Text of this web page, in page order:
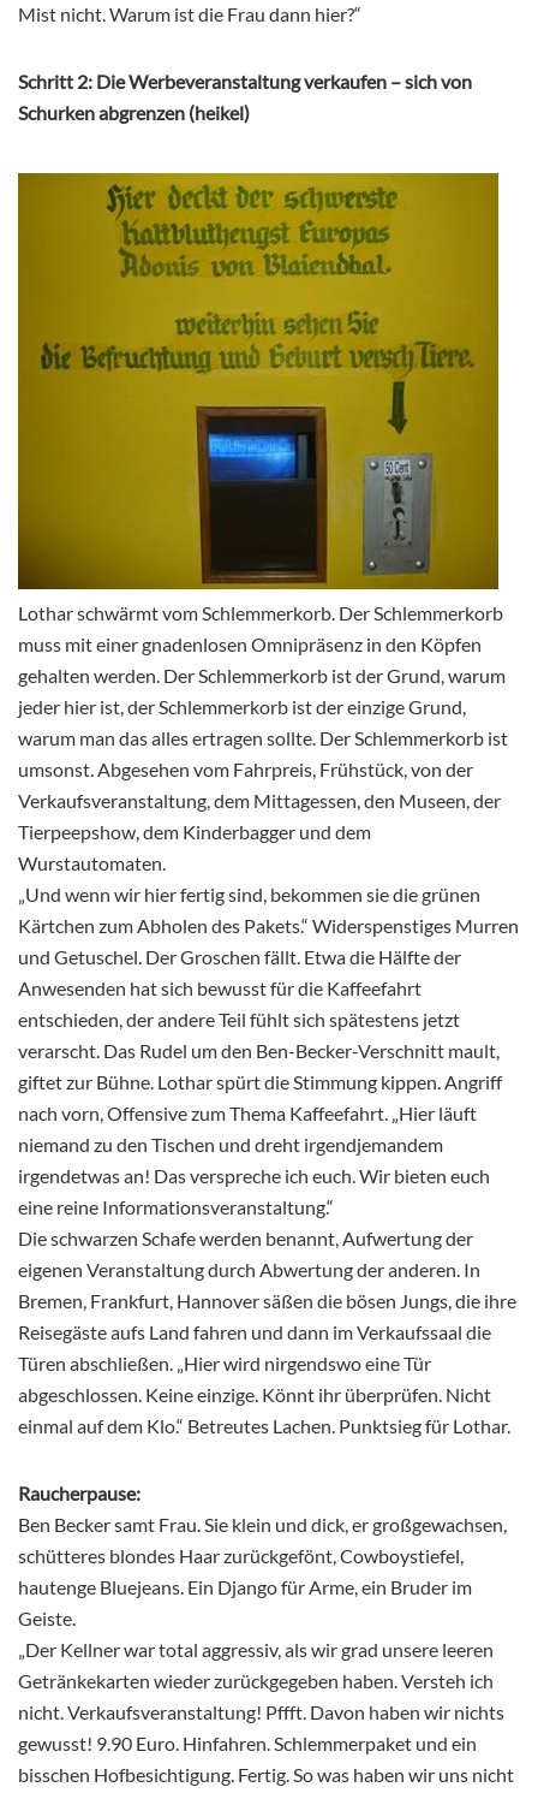
Mist nicht. Warum ist die Frau dann hier?“
Schritt 2: Die Werbeveranstaltung verkaufen – sich von
Schurken abgrenzen (heikel)
Lothar schwärmt vom Schlemmerkorb. Der Schlemmerkorb
muss mit einer gnadenlosen Omnipräsenz in den Köpfen
gehalten werden. Der Schlemmerkorb ist der Grund, warum
jeder hier ist, der Schlemmerkorb ist der einzige Grund,
warum man das alles ertragen sollte. Der Schlemmerkorb ist
umsonst. Abgesehen vom Fahrpreis, Frühstück, von der
Verkaufsveranstaltung, dem Mittagessen, den Museen, der
Tierpeepshow, dem Kinderbagger und dem
Wurstautomaten.
„Und wenn wir hier fertig sind, bekommen sie die grünen
Kärtchen zum Abholen des Pakets.“ Widerspenstiges Murren
und Getuschel. Der Groschen fällt. Etwa die Hälfte der
Anwesenden hat sich bewusst für die Kaffeefahrt
entschieden, der andere Teil fühlt sich spätestens jetzt
verarscht. Das Rudel um den Ben-Becker-Verschnitt mault,
giftet zur Bühne. Lothar spürt die Stimmung kippen. Angriff
nach vorn, Offensive zum Thema Kaffeefahrt. „Hier läuft
niemand zu den Tischen und dreht irgendjemandem
irgendetwas an! Das verspreche ich euch. Wir bieten euch
eine reine Informationsveranstaltung.“
Die schwarzen Schafe werden benannt, Aufwertung der
eigenen Veranstaltung durch Abwertung der anderen. In
Bremen, Frankfurt, Hannover säßen die bösen Jungs, die ihre
Reisegäste aufs Land fahren und dann im Verkaufssaal die
Türen abschließen. „Hier wird nirgendswo eine Tür
abgeschlossen. Keine einzige. Könnt ihr überprüfen. Nicht
einmal auf dem Klo.“ Betreutes Lachen. Punktsieg für Lothar.
Raucherpause:
Ben Becker samt Frau. Sie klein und dick, er großgewachsen,
schütteres blondes Haar zurückgefönt, Cowboystiefel,
hautenge Bluejeans. Ein Django für Arme, ein Bruder im
Geiste.
„Der Kellner war total aggressiv, als wir grad unsere leeren
Getränkekarten wieder zurückgegeben haben. Versteh ich
nicht. Verkaufsveranstaltung! Pffft. Davon haben wir nichts
gewusst! 9.90 Euro. Hinfahren. Schlemmerpaket und ein
bisschen Hofbesichtigung. Fertig. So was haben wir uns nicht